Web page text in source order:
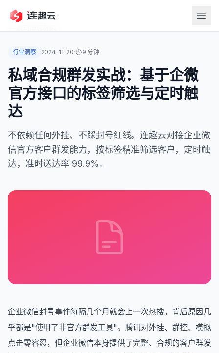
行业洞察 2024-11-20· 9 分钟
私域合规群发实战：基于企微
官方接口的标签筛选与定时触
达
不依赖任何外挂、不踩封号红线。连趣云对接企业微
信官方客户群发能力，按标签精准筛选客户，定时触
达，准时送达率 99.9%。
企业微信封号事件每隔几个月就会上一次热搜，背后原因几
乎都是"使用了非官方群发工具"。腾讯对外挂、群控、模拟
点击零容忍，但企业微信本身提供了完整、合规的客户群发